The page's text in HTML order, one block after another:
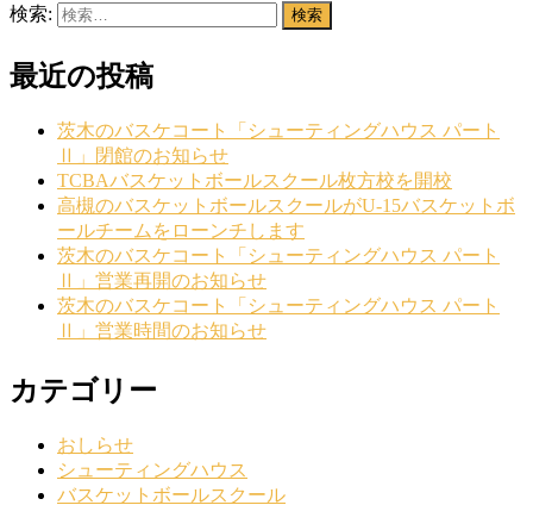
検索:
最近の投稿
茨木のバスケコート「シューティングハウス パート
Ⅱ」閉館のお知らせ
TCBAバスケットボールスクール枚方校を開校
高槻のバスケットボールスクールがU-15バスケットボ
ールチームをローンチします
茨木のバスケコート「シューティングハウス パート
Ⅱ」営業再開のお知らせ
茨木のバスケコート「シューティングハウス パート
Ⅱ」営業時間のお知らせ
カテゴリー
おしらせ
シューティングハウス
バスケットボールスクール